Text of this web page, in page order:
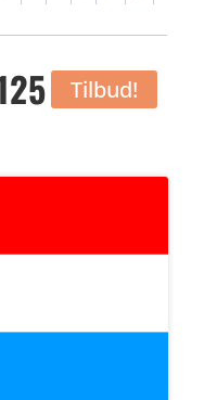
–Tilbud!